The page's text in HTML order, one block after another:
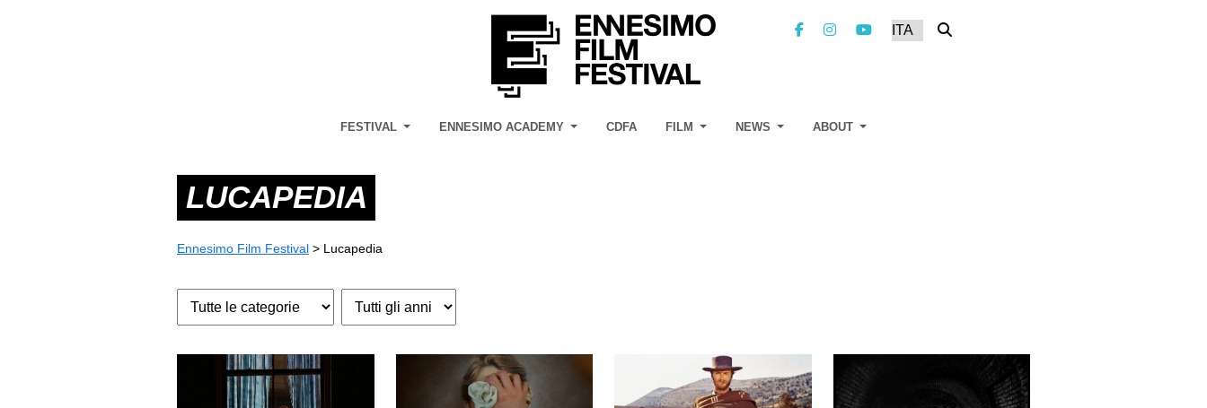
FESTIVAL ENNESIMO ACADEMY CDFA FILM NEWS ABOUT
LUCAPEDIA
Ennesimo Film Festival > Lucapedia